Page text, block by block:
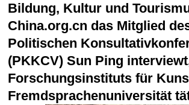
Bildung, Kultur und
China.org.cn das Mitglied
Politischen
(PKKCV) Sun Ping
Forschungsinstituts für
Fremdsprachenuniversität